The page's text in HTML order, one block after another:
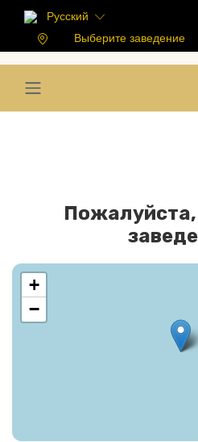
Русский
Выберите заведение
+
−